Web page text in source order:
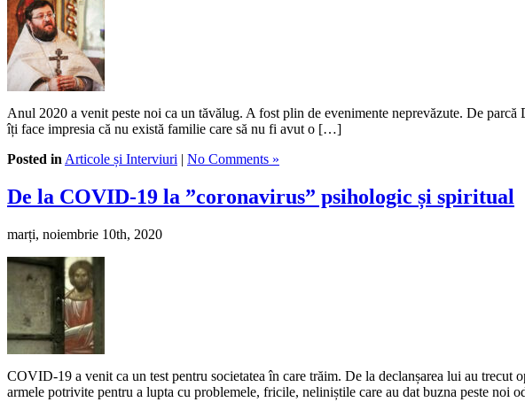
Anul 2020 a venit peste noi ca un tăvălug. A fost plin de evenimente neprevăzute. De
îți face impresia că nu există familie care să nu fi avut o […]
Posted in Articole și Interviuri | No Comments »
De la COVID-19 la ”coronavirus” psihologic și spiritual
marți, noiembrie 10th, 2020
COVID-19 a venit ca un test pentru societatea în care trăim. De la declanșarea lui au trecut
armele potrivite pentru a lupta cu problemele, fricile, neliniștile care au dat buzna peste noi